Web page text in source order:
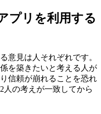
プリを利用する
意見は人それぞれです。
を築きたいと考える人が
信頼が崩れることを恐れ
人の考えが一致してから